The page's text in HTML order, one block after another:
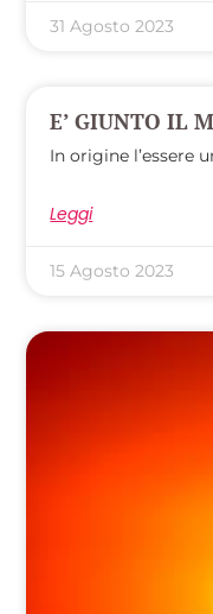
31 Agosto 2023
E’ GIUNTO IL
In origine l’essere
Leggi
15 Agosto 2023